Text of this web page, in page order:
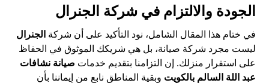
الجودة والالتزام في شركة الجنرال
في ختام هذا المقال الشامل، نود التأكيد على أن شركة الجنرال
ليست مجرد شركة صيانة، بل هي شريكك الموثوق في الحفاظ
على استقرار منزلك. إن التزامنا بتقديم خدمات صيانة نشافات
عبد اللة السالم بالكويت وبقية المناطق نابع من إيماننا بأن